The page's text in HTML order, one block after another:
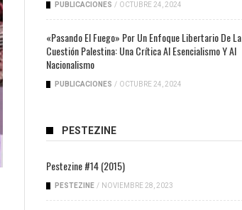
PUBLICACIONES / OCTUBRE 24, 2024
«Pasando El Fuego» Por Un Enfoque Libertario De La
Cuestión Palestina: Una Crítica Al Esencialismo Y Al
Nacionalismo
PUBLICACIONES / OCTUBRE 24, 2024
PESTEZINE
Pestezine #14 (2015)
PESTEZINE / NOVIEMBRE 28, 2023